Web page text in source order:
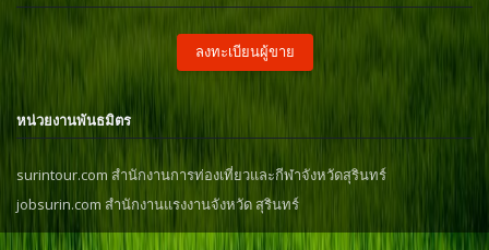
ลงทะเบียนผู้ขาย
หน่วยงานพันธมิตร
surintour.com สำนักงานการท่องเที่ยวและกีฬาจังหวัดสุรินทร์
jobsurin.com สำนักงานแรงงานจังหวัด สุรินทร์